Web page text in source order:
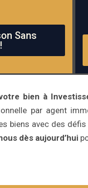
Sans
bien à
par agent
biens avec des
dès aujourd’hui